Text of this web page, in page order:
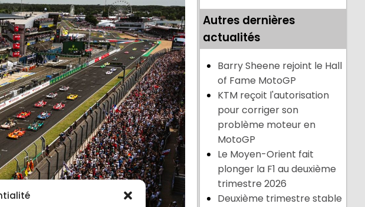
Autres dernières
actualités
Barry Sheene rejoint le Hall
of Fame MotoGP
KTM reçoit l'autorisation
pour corriger son
problème moteur en
MotoGP
Le Moyen-Orient fait
plonger la F1 au deuxième
trimestre 2026
Deuxième trimestre stable